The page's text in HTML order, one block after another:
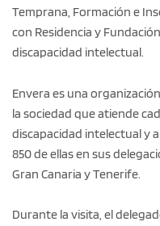
Temprana, Formación e
con Residencia y
discapacidad intelectual.
Envera es una
la sociedad que atiende
discapacidad intelectual y
850 de ellas en sus
Gran Canaria y Tenerife.
Durante la visita, el